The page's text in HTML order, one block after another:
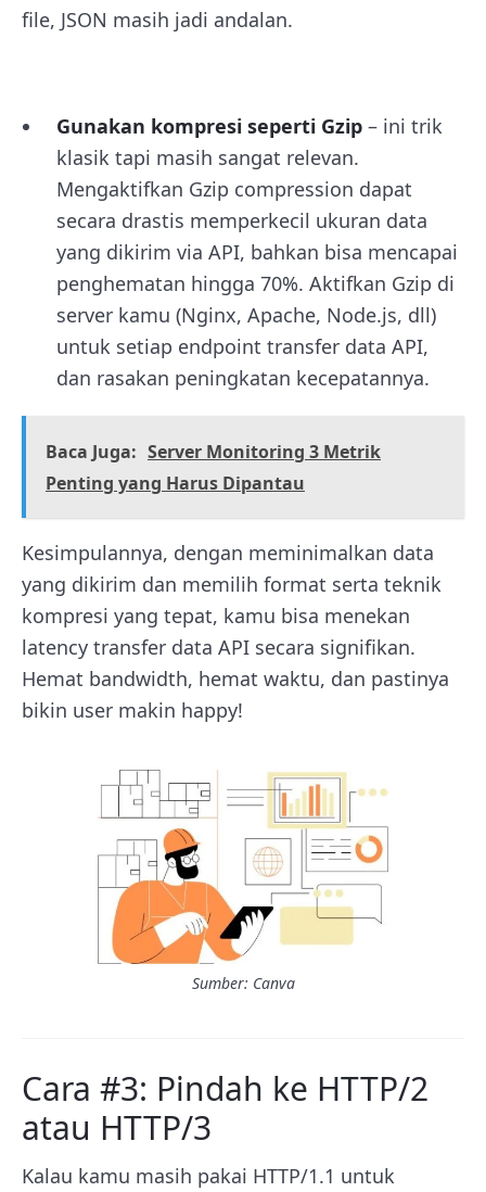
file, JSON masih jadi andalan.
Gunakan kompresi seperti Gzip – ini trik
klasik tapi masih sangat relevan.
Mengaktifkan Gzip compression dapat
secara drastis memperkecil ukuran data
yang dikirim via API, bahkan bisa mencapai
penghematan hingga 70%. Aktifkan Gzip di
server kamu (Nginx, Apache, Node.js, dll)
untuk setiap endpoint transfer data API,
dan rasakan peningkatan kecepatannya.
Baca Juga: Server Monitoring 3 Metrik
Penting yang Harus Dipantau
Kesimpulannya, dengan meminimalkan data
yang dikirim dan memilih format serta teknik
kompresi yang tepat, kamu bisa menekan
latency transfer data API secara signifikan.
Hemat bandwidth, hemat waktu, dan pastinya
bikin user makin happy!
Sumber: Canva
Cara #3: Pindah ke HTTP/2
atau HTTP/3
Kalau kamu masih pakai HTTP/1.1 untuk